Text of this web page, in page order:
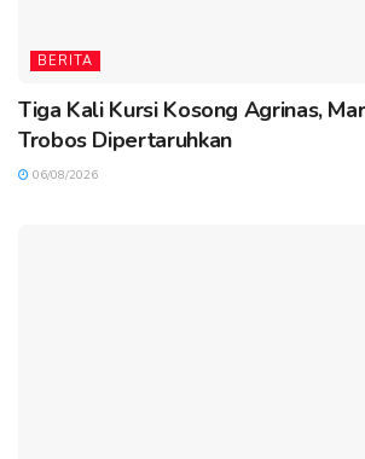
BERITA
Tiga Kali Kursi Kosong Agrinas,
Trobos Dipertaruhkan
06/08/2026